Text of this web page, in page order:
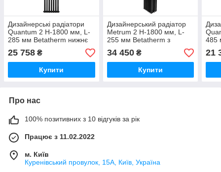
Дизайнерські радіатори
Quantum 2 H-1800 мм, L-
285 мм Betatherm нижнє
підключення
25 758 ₴
Купити
Дизайнерський радіатор
Metrum 2 H-1800 мм, L-
255 мм Betatherm з
нижнім підключенням
34 450₴
Купити
485
21
Про нас
100% позитивних з 10 відгуків за рік
Працює з 11.02.2022
м. Київ
Куренівський провулок, 15А, Київ, Україна